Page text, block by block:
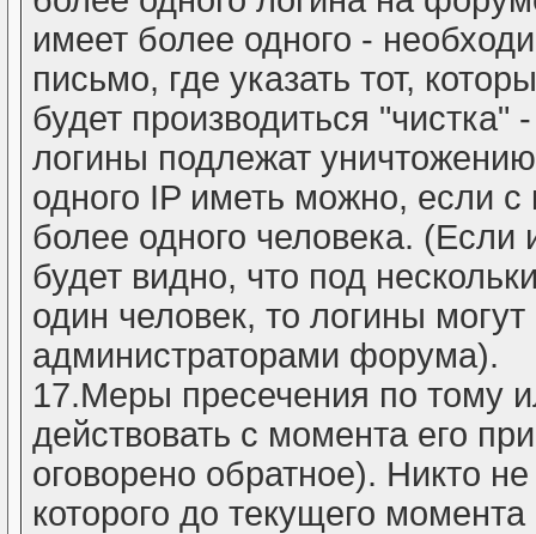
имеет более одного -
письмо, где указать тот,
будет производиться
логины подлежат
одного IP иметь можно, если
более одного человека.
будет видно, что под
один человек, то логины
администраторами форума).
17.Меры пресечения по тому
действовать с момента его
оговорено обратное). Никто
которого до текущего